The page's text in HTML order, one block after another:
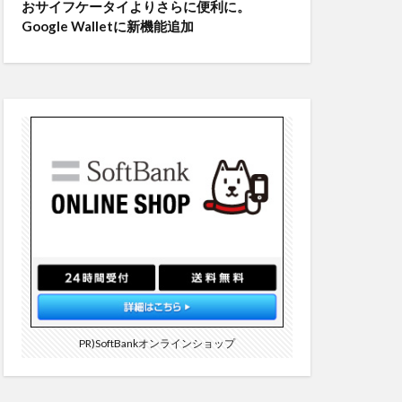
おサイフケータイよりさらに便利に。
Google Walletに新機能追加
PR)SoftBankオンラインショップ